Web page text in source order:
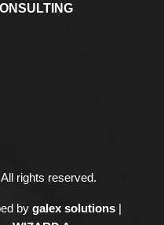
All rights reserved.
by galex solutions |